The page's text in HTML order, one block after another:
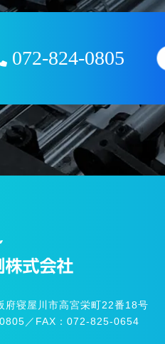
072-824-0805
府寝屋川市高宮栄町22番18号
／ FAX：072-825-0654